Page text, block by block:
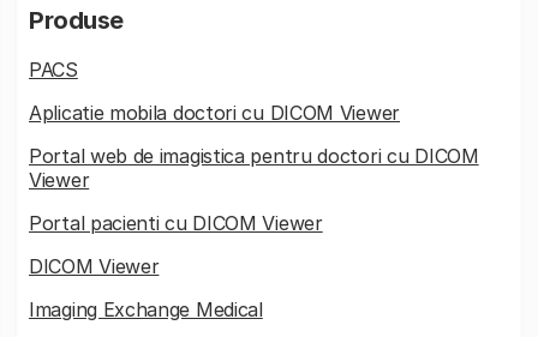
Produse
PACS
Aplicatie mobila doctori cu DICOM Viewer
Portal web de imagistica pentru doctori cu DICOM
Viewer
Portal pacienti cu DICOM Viewer
DICOM Viewer
Imaging Exchange Medical